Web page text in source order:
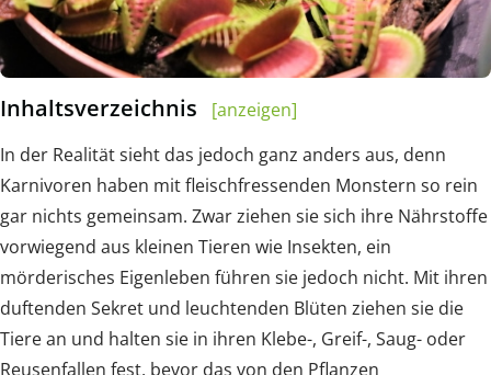
Inhaltsverzeichnis
[anzeigen]
In der Realität sieht das jedoch ganz anders aus, denn
Karnivoren haben mit fleischfressenden Monstern so rein
gar nichts gemeinsam. Zwar ziehen sie sich ihre Nährstoffe
vorwiegend aus kleinen Tieren wie Insekten, ein
mörderisches Eigenleben führen sie jedoch nicht. Mit ihren
duftenden Sekret und leuchtenden Blüten ziehen sie die
Tiere an und halten sie in ihren Klebe-, Greif-, Saug- oder
Reusenfallen fest, bevor das von den Pflanzen